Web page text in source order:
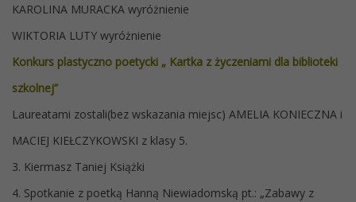
KAROLINA MURACKA wyróżnienie
WIKTORIA LUTY wyróżnienie
Konkurs plastyczno poetycki „ Kartka z życzeniami dla biblioteki
szkolnej”
Laureatami zostali(bez wskazania miejsc) AMELIA KONIECZNA i
MACIEJ KIEŁCZYKOWSKI z klasy 5.
3. Kiermasz Taniej Książki
4. Spotkanie z poetką Hanną Niewiadomską pt.: „Zabawy z